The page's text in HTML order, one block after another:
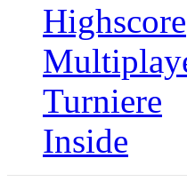
Highscore
Turniere
Inside